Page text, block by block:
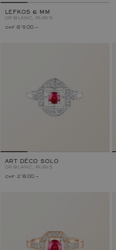
LEFKOS 6 MM
OR BLANC, RUBIS
chf 6'500.–
ART DÉCO SOLO
OR BLANC, RUBIS
chf 2'800.–